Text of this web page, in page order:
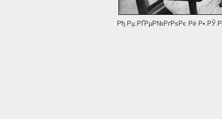
Рђ.Рџ.РҐРµР№РґРѕРє Рё